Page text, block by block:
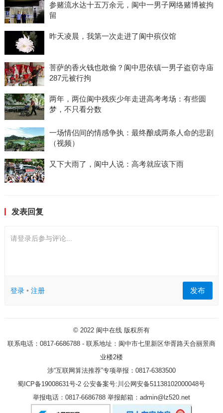
参赌流水达十五万余元，阆中一男子网络赌博被拘
留
昨天凌晨，我第一次走进了阆中殡仪馆
菩萨的香火钱也敢偷？阆中思依镇一男子盗窃寺庙
287元被行拘
两年，两位阆中残疾少年走进高考考场：有些圆
梦，不只看分数
一场情侣间的情感争执：最终酿成两条人命的悲剧
（视频）
又下大雨了，阆中人说：高考就应该下雨
发表回复
请登录后参与评论...
登录• 注册 发布
© 2022 阆中在线版权所有
联系电话：0817-6686788 - 联系地址：阆中市七里新区华胥路天合丽景商
业楼2楼
涉“互联网算法推荐”专项举报：0817-6383500
蜀ICP备19008631号-2 公安备案号:川公网安备51138102000048号
举报电话：0817-6686788 举报邮箱：admin@lz520.net